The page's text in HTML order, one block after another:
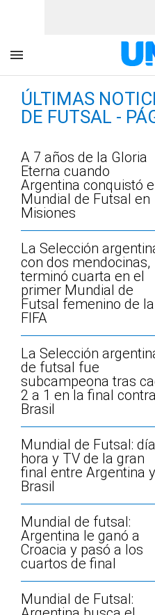
ÚLTIMAS
DE FUTSAL -
A 7 años de la Gloria
Eterna cuando
Argentina conquistó
Mundial de Futsal en
Misiones
La Selección
con dos mendocinas,
terminó cuarta en el
primer Mundial de
Futsal femenino de la
FIFA
La Selección
de futsal fue
subcampeona tras
2 a 1 en la final contra
Brasil
Mundial de Futsal:
hora y TV de la gran
final entre Argentina y
Brasil
Mundial de futsal:
Argentina le ganó a
Croacia y pasó a los
cuartos de final
Mundial de Futsal: